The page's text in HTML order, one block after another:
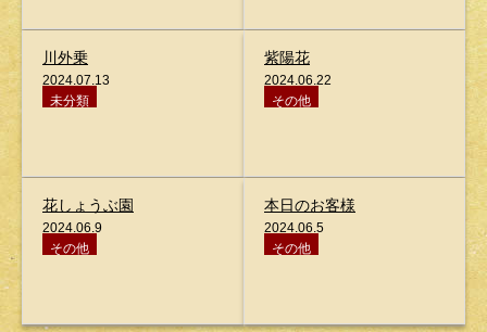
川外乗
2024.07.13
未分類
紫陽花
2024.06.22
その他
花しょうぶ園
2024.06.9
その他
本日のお客様
2024.06.5
その他